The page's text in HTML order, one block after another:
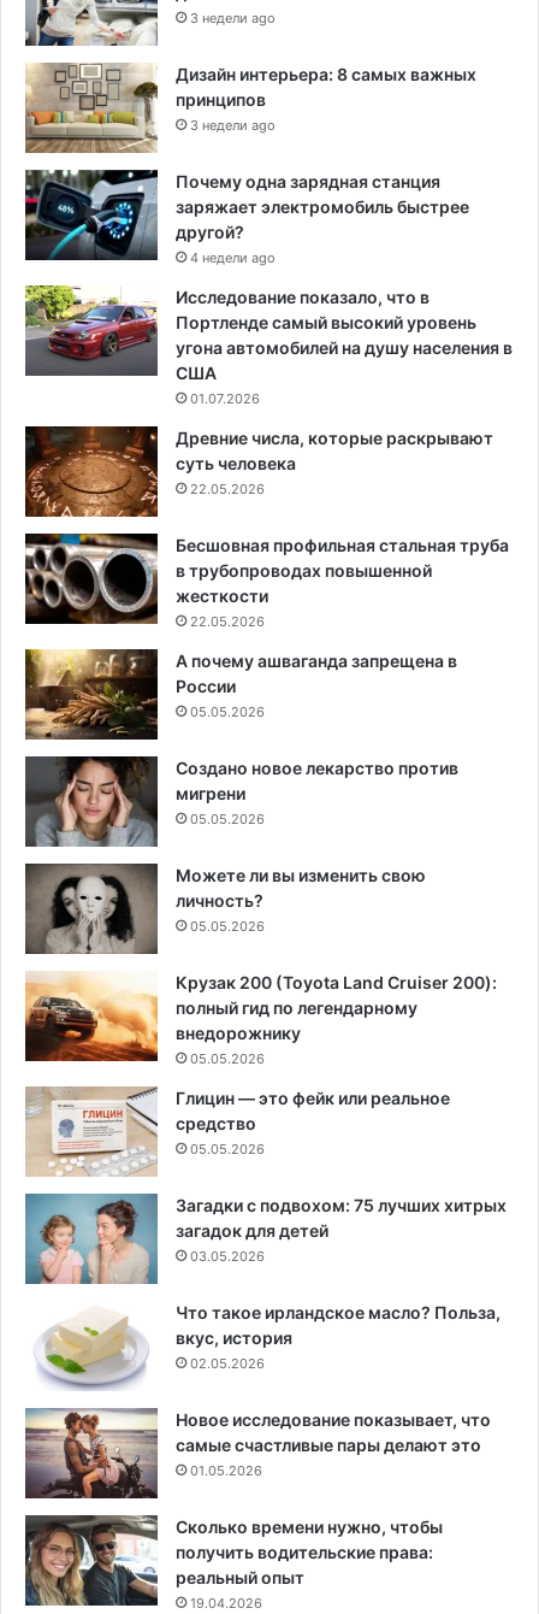
3 недели ago
Дизайн интерьера: 8 самых важных
принципов
3 недели ago
Почему одна зарядная станция
заряжает электромобиль быстрее
другой?
4 недели ago
Исследование показало, что в
Портленде самый высокий уровень
угона автомобилей на душу населения в
США
01.07.2026
Древние числа, которые раскрывают
суть человека
22.05.2026
Бесшовная профильная стальная труба
в трубопроводах повышенной
жесткости
22.05.2026
А почему ашваганда запрещена в
России
05.05.2026
Создано новое лекарство против
мигрени
05.05.2026
Можете ли вы изменить свою
личность?
05.05.2026
Крузак 200 (Toyota Land Cruiser 200):
полный гид по легендарному
внедорожнику
05.05.2026
Глицин — это фейк или реальное
средство
05.05.2026
Загадки с подвохом: 75 лучших хитрых
загадок для детей
03.05.2026
Что такое ирландское масло? Польза,
вкус, история
02.05.2026
Новое исследование показывает, что
самые счастливые пары делают это
01.05.2026
Сколько времени нужно, чтобы
получить водительские права:
реальный опыт
19.04.2026